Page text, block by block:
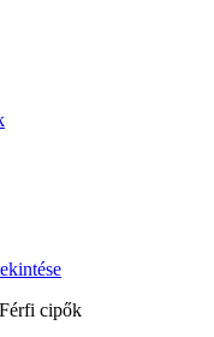
Férfi cipők